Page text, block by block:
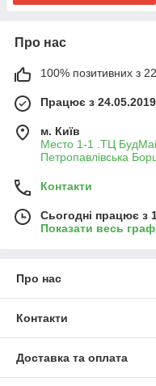
Про нас
100% позитивних з 22
Працює з 24.05.2019
м. Київ
Место 1-1 .ТЦ
Петропавлівська
Контакти
Сьогодні працює з
Показати весь
Про нас
Контакти
Доставка та оплата